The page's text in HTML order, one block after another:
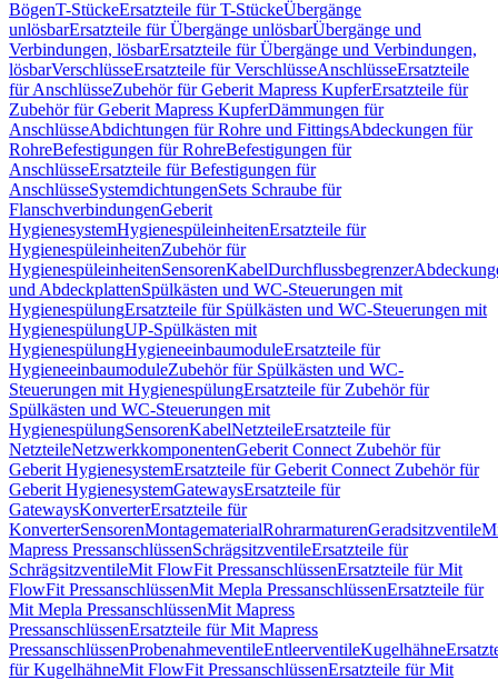
BögenT-StückeErsatzteile für T-StückeÜbergänge
unlösbarErsatzteile für Übergänge unlösbarÜbergänge und
Verbindungen, lösbarErsatzteile für Übergänge und Verbindungen,
lösbarVerschlüsseErsatzteile für VerschlüsseAnschlüsseErsatzteile
für AnschlüsseZubehör für Geberit Mapress KupferErsatzteile für
Zubehör für Geberit Mapress KupferDämmungen für
AnschlüsseAbdichtungen für Rohre und FittingsAbdeckungen für
RohreBefestigungen für RohreBefestigungen für
AnschlüsseErsatzteile für Befestigungen für
AnschlüsseSystemdichtungenSets Schraube für
FlanschverbindungenGeberit
HygienesystemHygienespüleinheitenErsatzteile für
HygienespüleinheitenZubehör für
HygienespüleinheitenSensorenKabelDurchflussbegrenzer
und AbdeckplattenSpülkästen und WC-Steuerungen mit
HygienespülungErsatzteile für Spülkästen und WC-Steuerungen mit
HygienespülungUP-Spülkästen mit
HygienespülungHygieneeinbaumoduleErsatzteile für
HygieneeinbaumoduleZubehör für Spülkästen und WC-
Steuerungen mit HygienespülungErsatzteile für Zubehör für
Spülkästen und WC-Steuerungen mit
HygienespülungSensorenKabelNetzteileErsatzteile für
NetzteileNetzwerkkomponentenGeberit Connect Zubehör für
Geberit HygienesystemErsatzteile für Geberit Connect Zubehör für
Geberit HygienesystemGatewaysErsatzteile für
GatewaysKonverterErsatzteile für
KonverterSensorenMontagematerialRohrarmaturenGeradsitzventile
Mapress PressanschlüssenSchrägsitzventileErsatzteile für
SchrägsitzventileMit FlowFit PressanschlüssenErsatzteile für Mit
FlowFit PressanschlüssenMit Mepla PressanschlüssenErsatzteile für
Mit Mepla PressanschlüssenMit Mapress
PressanschlüssenErsatzteile für Mit Mapress
PressanschlüssenProbenahmeventileEntleerventileKugelhähne
für KugelhähneMit FlowFit PressanschlüssenErsatzteile für Mit